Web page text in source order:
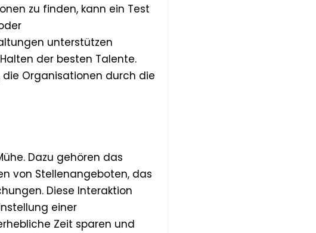
zu finden, kann ein Test
unterstützen
der besten Talente.
die Organisationen durch die
Dazu gehören das
von Stellenangeboten, das
Diese Interaktion
einer
Zeit sparen und